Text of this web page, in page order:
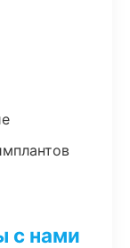
с нами